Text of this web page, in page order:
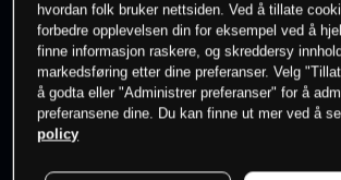
0% av kunder erpå dette
Søk om konto
hvordan folk bruker nettsiden. Ved å tillate
forbedre opplevelsen din for eksempel ved å
finne informasjon raskere, og skreddersy
markedsføring etter dine preferanser. Velg
å godta eller "Administrer preferanser" for å
preferansene dine. Du kan finne ut mer ved å
policy